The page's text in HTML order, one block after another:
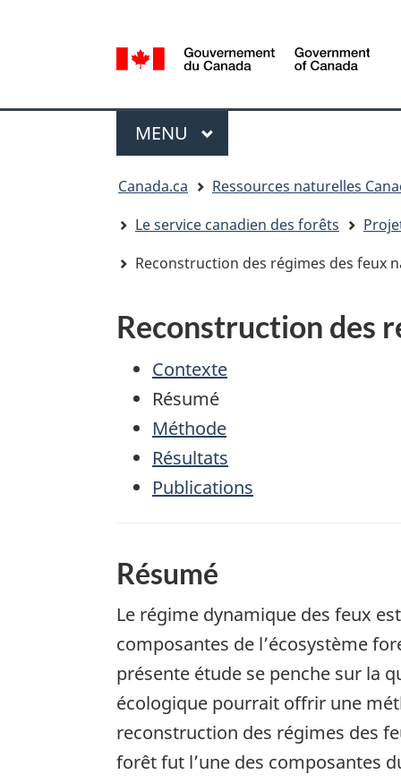
de
la
Government
MENU PRINCIPAL
Canada.ca
Ressources naturelles
Le service canadien des forêts
Reconstruction des régimes des feux
Reconstruction des
Contexte
Résumé
Méthode
Résultats
Publications
Résumé
Le régime dynamique des feux
composantes de l’écosystème
présente étude se penche sur la
écologique pourrait offrir une
reconstruction des régimes des
forêt fut l’une des composantes